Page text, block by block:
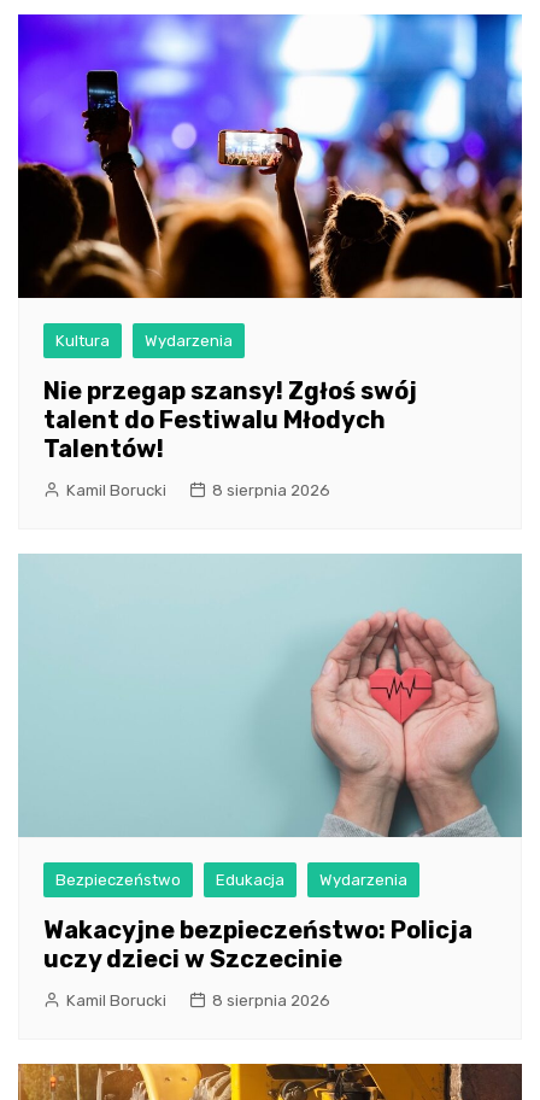
Kultura Wydarzenia
Nie przegap szansy! Zgłoś swój
talent do Festiwalu Młodych
Talentów!
Kamil Borucki 8 sierpnia 2026
Bezpieczeństwo Edukacja Wydarzenia
Wakacyjne bezpieczeństwo: Policja
uczy dzieci w Szczecinie
Kamil Borucki 8 sierpnia 2026